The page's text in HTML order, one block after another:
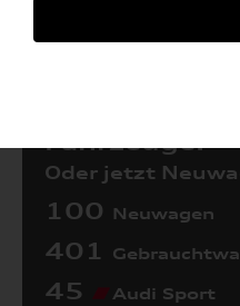
Fahrzeuge:
Oder jetzt
100 Neuwagen
401
45 Audi Sport